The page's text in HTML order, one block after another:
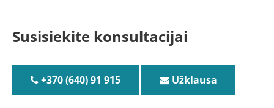
Susisiekite konsultacijai
+370 (640) 91 915 Užklausa